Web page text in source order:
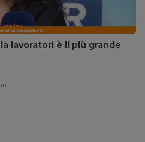
lavoratori è il più grande